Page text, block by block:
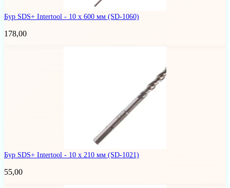
Бур SDS+ Intertool - 10 х 600 мм (SD-1060)
178,00
Бур SDS+ Intertool - 10 х 210 мм (SD-1021)
55,00